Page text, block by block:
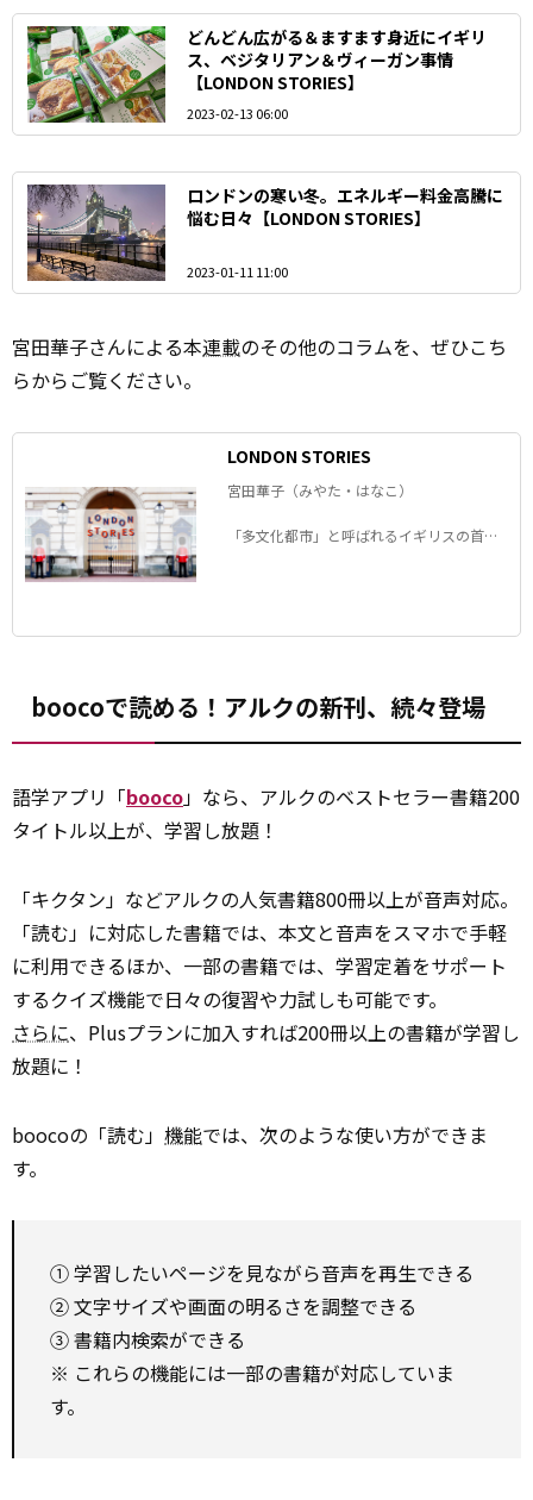
どんどん広がる＆ますます身近に――イギリ
ス、ベジタリアン＆ヴィーガン事情
【LONDON STORIES】
2023-02-13 06:00
ロンドンの寒い冬。エネルギー料金高騰に
悩む日々【LONDON STORIES】
2023-01-11 11:00
宮田華子さんによる本連載のその他のコラムを、ぜひこち
らからご覧ください。
LONDON STORIES
宮田華子（みやた・はなこ）
「多文化都市」と呼ばれるイギリスの首都
boocoで読める！アルクの新刊、続々登場
語学アプリ「booco」なら、アルクのベストセラー書籍200
タイトル以上が、学習し放題！
「キクタン」などアルクの人気書籍800冊以上が音声対応。
「読む」に対応した書籍では、本文と音声をスマホで手軽
に利用できるほか、一部の書籍では、学習定着をサポート
するクイズ機能で日々の復習や力試しも可能です。
さらに、Plusプランに加入すれば200冊以上の書籍が学習し
放題に！
boocoの「読む」 機能では、次のような使い方ができま
す。
① 学習したいページを見ながら音声を再生できる
② 文字サイズや画面の明るさを調整できる
③ 書籍内検索ができる
※ これらの機能には一部の書籍が対応していま
す。